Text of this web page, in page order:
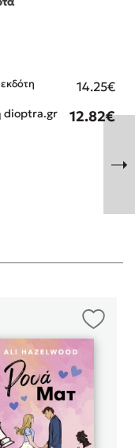
14.25€
dioptra.gr 12.82€